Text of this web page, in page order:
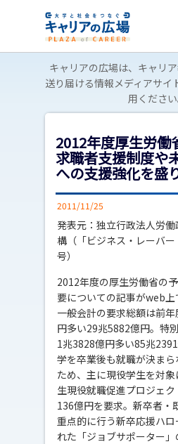
キャリアの広場は、キャリ
送り届ける情報メディアサイ
用ください
2012年度厚生労働
求職者支援制度や
への支援強化を盛
2011/11/25
発表元：独立行政法人労
構（「ビジネス・レーバ
号）
2012年度の厚生労働省の
要についての記事がweb上
一般会計の要求総額は前
円多い29兆5882億円。特
1兆3828億円多い85兆
学を卒業後も就職が決ま
ため、主に現役学生を対
生現役就職促進プロジェ
136億円を要求。新卒者・
重点的に行う新卒応援ハ
れた「ジョブサポーター